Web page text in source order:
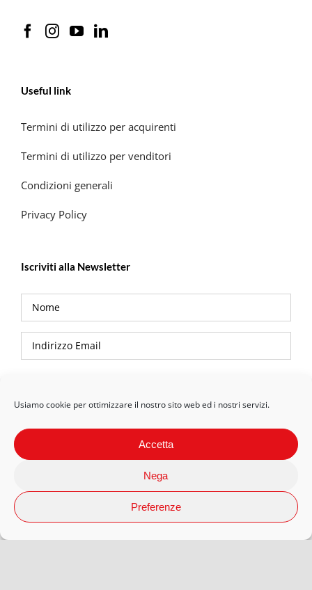
Usiamo cookie per ottimizzare il nostro sito web ed i nostri servizi.
Accetta
Nega
Preferenze
Useful link
Termini di utilizzo per acquirenti
Termini di utilizzo per venditori
Condizioni generali
Privacy Policy
Iscriviti alla Newsletter